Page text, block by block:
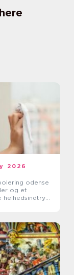
2026
odense
og et